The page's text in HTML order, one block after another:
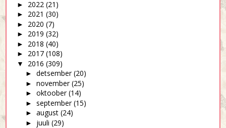
► 2022 (21)
► 2021 (30)
► 2020 (7)
► 2019 (32)
► 2018 (40)
► 2017 (108)
▼ 2016 (309)
► detsember (20)
► november (25)
► oktoober (14)
► september (15)
► august (24)
► juuli (29)